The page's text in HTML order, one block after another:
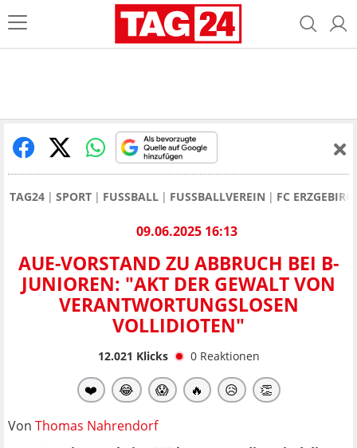
TAG24 SPORT FUSSBALL FUSSBALLVEREIN FC
09.06.2025 16:13
AUE-VORSTAND ZU ABBRUCH BEI B-
JUNIOREN: "AKT DER GEWALT VON
VERANTWORTUNGSLOSEN
VOLLIDIOTEN"
12.021 Klicks 0 Reaktionen
❤️ 😂 😱 🔥 😥 👏
Von Thomas Nahrendorf